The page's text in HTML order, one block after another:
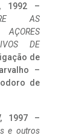
1992 –
AS
DE
de
–
de
1997 –
e outros